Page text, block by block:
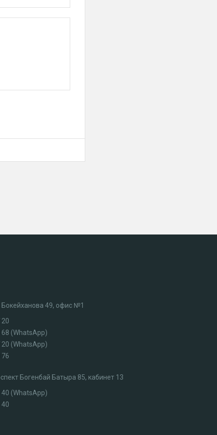
Бокейханова 49, офис №1
20
68 (WhatsApp)
20 (WhatsApp)
76
Богенбай Батыра 85, кабинет 13
40 (WhatsApp)
40